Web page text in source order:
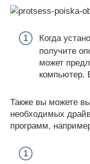
Когда
получите
может
компьютер.
Также вы можете
необходимых
программ,